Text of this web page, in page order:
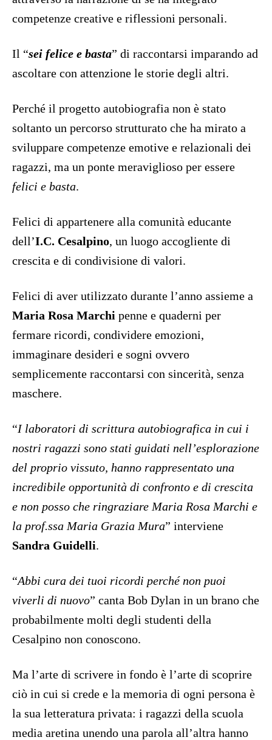
competenze creative e riflessioni personali.
Il “sei felice e basta” di raccontarsi imparando ad
ascoltare con attenzione le storie degli altri.
Perché il progetto autobiografia non è stato
soltanto un percorso strutturato che ha mirato a
sviluppare competenze emotive e relazionali dei
ragazzi, ma un ponte meraviglioso per essere
felici e basta.
Felici di appartenere alla comunità educante
dell’I.C. Cesalpino, un luogo accogliente di
crescita e di condivisione di valori.
Felici di aver utilizzato durante l’anno assieme a
Maria Rosa Marchi penne e quaderni per
fermare ricordi, condividere emozioni,
immaginare desideri e sogni ovvero
semplicemente raccontarsi con sincerità, senza
maschere.
“I laboratori di scrittura autobiografica in cui i
nostri ragazzi sono stati guidati nell’esplorazione
del proprio vissuto, hanno rappresentato una
incredibile opportunità di confronto e di crescita
e non posso che ringraziare Maria Rosa Marchi e
la prof.ssa Maria Grazia Mura” interviene
Sandra Guidelli.
“Abbi cura dei tuoi ricordi perché non puoi
viverli di nuovo” canta Bob Dylan in un brano che
probabilmente molti degli studenti della
Cesalpino non conoscono.
Ma l’arte di scrivere in fondo è l’arte di scoprire
ciò in cui si crede e la memoria di ogni persona è
la sua letteratura privata: i ragazzi della scuola
media aretina unendo una parola all’altra hanno